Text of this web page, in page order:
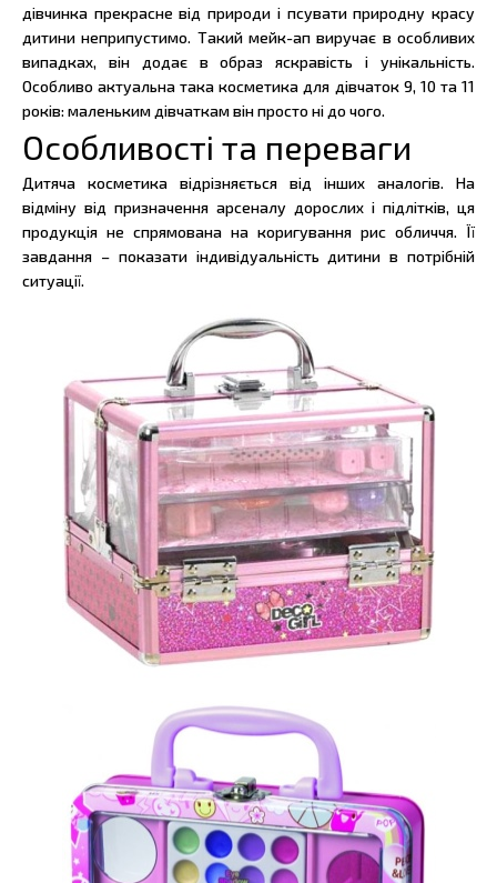
дівчинка прекрасне від природи і псувати природну красу
дитини неприпустимо. Такий мейк-ап виручає в особливих
випадках, він додає в образ яскравість і унікальність.
Особливо актуальна така косметика для дівчаток 9, 10 та 11
років: маленьким дівчаткам він просто ні до чого.
Особливості та переваги
Дитяча косметика відрізняється від інших аналогів. На
відміну від призначення арсеналу дорослих і підлітків, ця
продукція не спрямована на коригування рис обличчя. Її
завдання – показати індивідуальність дитини в потрібній
ситуації.